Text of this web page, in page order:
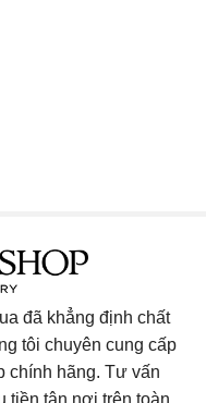
đã khẳng định chất
tôi chuyên cung cấp
chính hãng. Tư vấn
tiền tận nơi trên toàn